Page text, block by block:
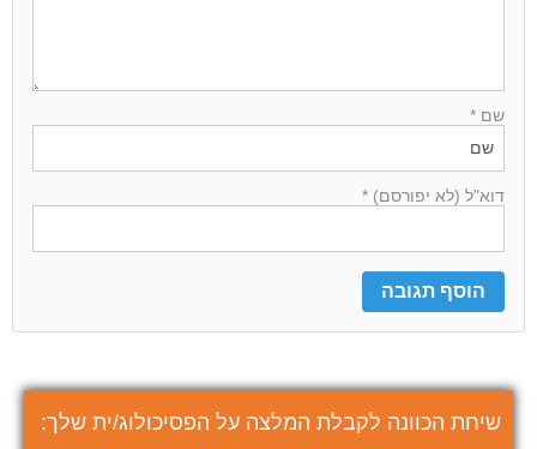
שם *
דוא"ל (לא יפורסם) *
שיחת הכוונה לקבלת המלצה על הפסיכולוג/ית שלך: